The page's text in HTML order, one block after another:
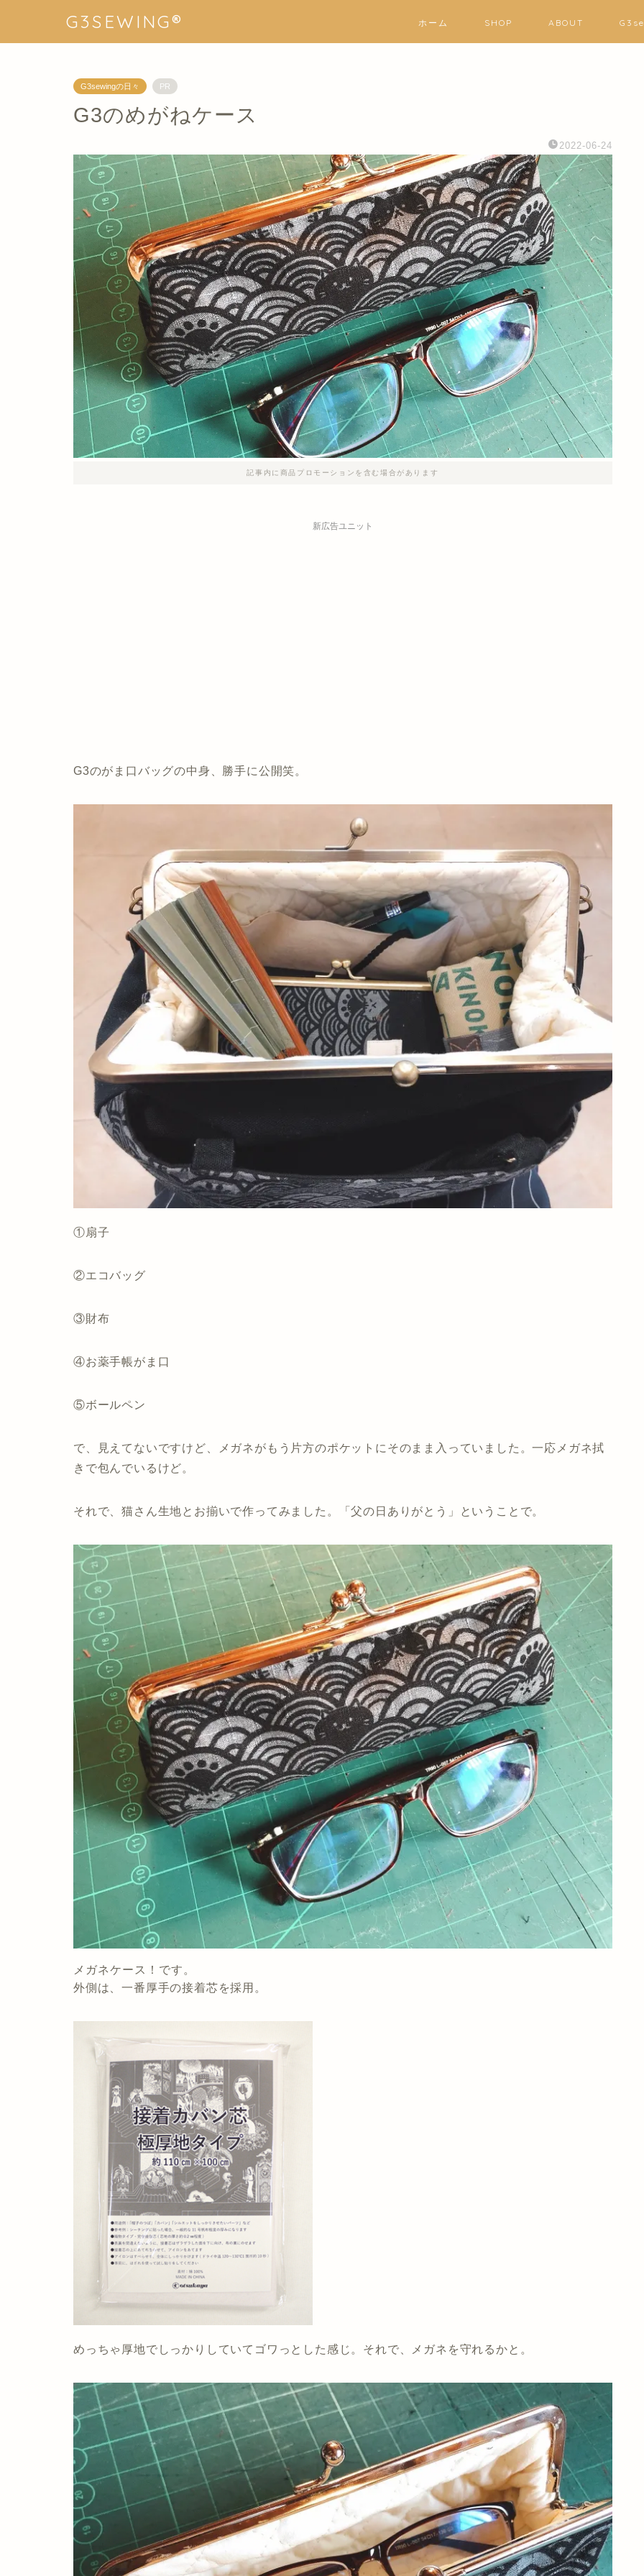
G3SEWING®︎ ホーム SHOP ABOUT
G3sewingの日々 PR
G3のめがねケース
2022-06-24
記事内に商品プロモーションを含む場合があります
新広告ユニット
G3のがま口バッグの中身、勝手に公開笑。
①扇子
②エコバッグ
③財布
④お薬手帳がま口
⑤ボールペン
で、見えてないですけど、メガネがもう片方のポケットにそのまま入っていました。一応メガネ拭
きで包んでいるけど。
それで、猫さん生地とお揃いで作ってみました。「父の日ありがとう」ということで。
メガネケース！です。
外側は、一番厚手の接着芯を採用。
めっちゃ厚地でしっかりしていてゴワっとした感じ。それで、メガネを守れるかと。